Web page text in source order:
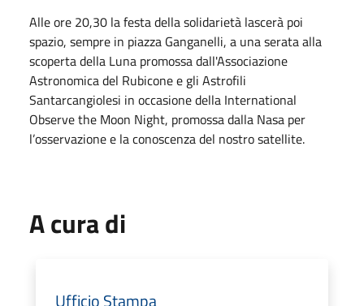
Alle ore 20,30 la festa della solidarietà lascerà poi
spazio, sempre in piazza Ganganelli, a una serata alla
scoperta della Luna promossa dall'Associazione
Astronomica del Rubicone e gli Astrofili
Santarcangiolesi in occasione della International
Observe the Moon Night, promossa dalla Nasa per
l’osservazione e la conoscenza del nostro satellite.
A cura di
Ufficio Stampa